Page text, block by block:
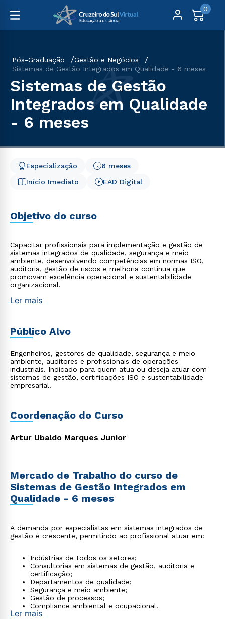
0
Pós-Graduação
Gestão e Negócios
Sistemas de Gestão Integrados em Qualidade - 6 meses
Sistemas de Gestão
Integrados em Qualidade
- 6 meses
Início Imediato
6 meses
Especialização
EAD Digital
Objetivo do curso
Capacitar profissionais para implementação e gestão de
sistemas integrados de qualidade, segurança e meio
ambiente, desenvolvendo competências em normas ISO,
auditoria, gestão de riscos e melhoria contínua que
promovam excelência operacional e sustentabilidade
organizacional.
Ler mais
Público Alvo
Engenheiros, gestores de qualidade, segurança e meio
ambiente, auditores e profissionais de operações
industriais. Indicado para quem atua ou deseja atuar com
sistemas de gestão, certificações ISO e sustentabilidade
empresarial.
Coordenação do Curso
Artur Ubaldo Marques Junior
Mercado de Trabalho do curso de
Sistemas de Gestão Integrados em
Qualidade - 6 meses
A demanda por especialistas em sistemas integrados de
gestão é crescente, permitindo ao profissional atuar em:
Indústrias de todos os setores;
Consultorias em sistemas de gestão, auditoria e
certificação;
Departamentos de qualidade;
Segurança e meio ambiente;
Gestão de processos;
Compliance ambiental e ocupacional.
Ler mais